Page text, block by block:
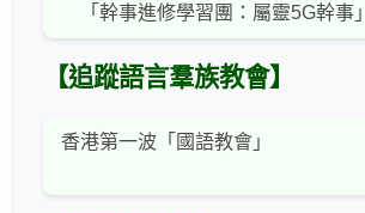
「幹事進修學習團：屬靈5G幹事」
【追蹤語言羣族教會】
香港第一波「國語教會」